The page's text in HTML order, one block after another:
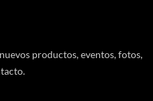
productos, eventos, fotos,